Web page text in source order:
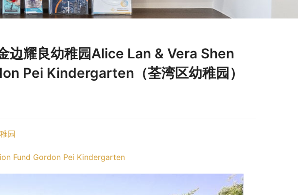
边耀良幼稚园Alice Lan & Vera Shen
Pei Kindergarten（荃湾区幼稚园）
园
Fund Gordon Pei Kindergarten